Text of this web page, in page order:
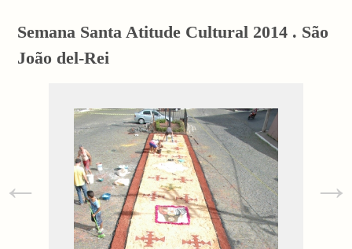
Semana Santa Atitude Cultural 2014 . São
João del-Rei
← →